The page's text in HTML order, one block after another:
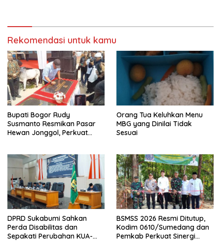
Rekomendasi untuk kamu
Bupati Bogor Rudy
Susmanto Resmikan Pasar
Hewan Jonggol, Perkuat
Orang Tua Keluhkan Menu
MBG yang Dinilai Tidak
Sesuai
DPRD Sukabumi Sahkan
Perda Disabilitas dan
Sepakati Perubahan KUA-
BSMSS 2026 Resmi Ditutup,
Kodim 0610/Sumedang dan
Pemkab Perkuat Sinergi